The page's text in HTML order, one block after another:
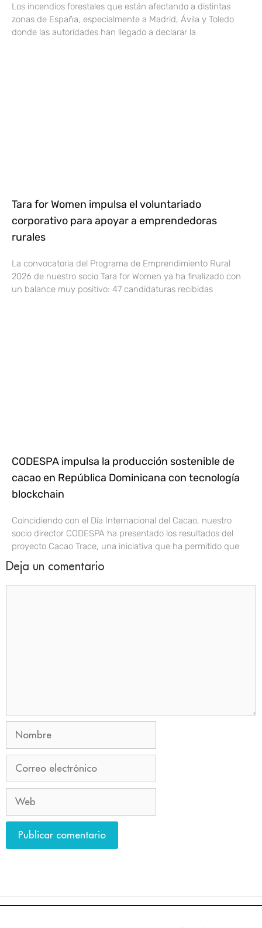
Los incendios forestales que están afectando a distintas
zonas de España, especialmente a Madrid, Ávila y Toledo
donde las autoridades han llegado a declarar la
Tara for Women impulsa el voluntariado
corporativo para apoyar a emprendedoras
rurales
La convocatoria del Programa de Emprendimiento Rural
2026 de nuestro socio Tara for Women ya ha finalizado con
un balance muy positivo: 47 candidaturas recibidas
CODESPA impulsa la producción sostenible de
cacao en República Dominicana con tecnología
blockchain
Coincidiendo con el Día Internacional del Cacao, nuestro
socio director CODESPA ha presentado los resultados del
proyecto Cacao Trace, una iniciativa que ha permitido que
Deja un comentario